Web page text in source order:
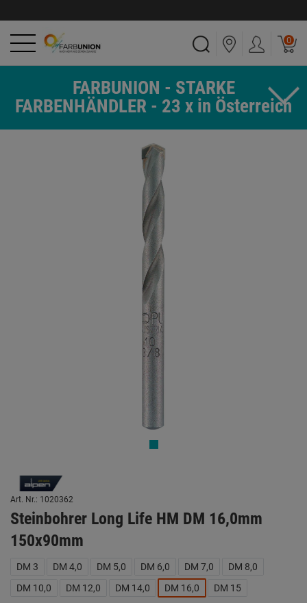
0
FARBUNION - STARKE
FARBENHÄNDLER - 23 x in Österreich
Art. Nr.: 1020362
Steinbohrer Long Life HM DM 16,0mm
150x90mm
DM 3 DM 4,0 DM 5,0 DM 6,0 DM 7,0
DM 8,0
DM 10,0
DM 12,0 DM 14,0 DM 16,0 DM 15